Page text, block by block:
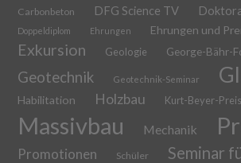
Carbonbeton DFG Science TV
Doppeldiplom Ehrungen Ehrungen und
Exkursion Geologie George-Bähr-
Geotechnik Geotechnik-Seminar
Habilitation Holzbau Kurt-Beyer-Preis
Massivbau Mechanik
Promotionen Schüler Seminar